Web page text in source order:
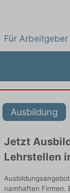
Für Arbeitgeber
Ausbildung
Jetzt
Lehrstellen
namhaften Firmen.